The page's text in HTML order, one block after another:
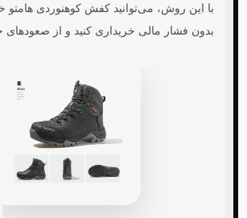
با این روش، می‌توانید کفش کوهنوردی هامتو
بدون فشار مالی خریداری کنید و از صعودهای